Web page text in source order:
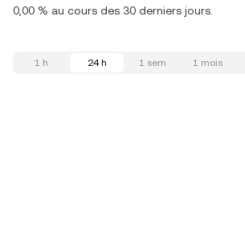
0,00 % au cours des 30 derniers jours.
1 h 24 h 1 sem 1 mois